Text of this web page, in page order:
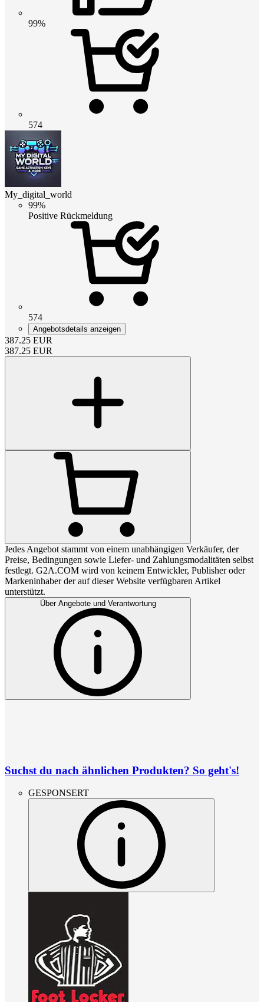
99%
574
My_digital_world
99%
Positive Rückmeldung
574
Angebotsdetails anzeigen
387.25 EUR
387.25 EUR
Jedes Angebot stammt von einem unabhängigen Verkäufer, der
Preise, Bedingungen sowie Liefer- und Zahlungsmodalitäten selbst
festlegt. G2A.COM wird von keinem Entwickler, Publisher oder
Markeninhaber der auf dieser Website verfügbaren Artikel
unterstützt.
Über Angebote und Verantwortung
Suchst du nach ähnlichen Produkten? So geht's!
GESPONSERT